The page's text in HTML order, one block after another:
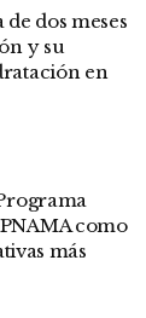
dos meses
y su
en
como
más